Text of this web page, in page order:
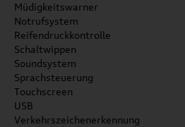
Müdigkeitswarner
Notrufsystem
Reifendruckkontrolle
Schaltwippen
Soundsystem
Sprachsteuerung
Touchscreen
USB
Verkehrszeichenerkennung